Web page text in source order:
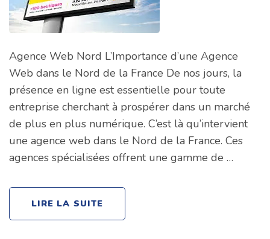
Agence Web Nord L’Importance d’une Agence
Web dans le Nord de la France De nos jours, la
présence en ligne est essentielle pour toute
entreprise cherchant à prospérer dans un marché
de plus en plus numérique. C’est là qu’intervient
une agence web dans le Nord de la France. Ces
agences spécialisées offrent une gamme de …
LIRE LA SUITE